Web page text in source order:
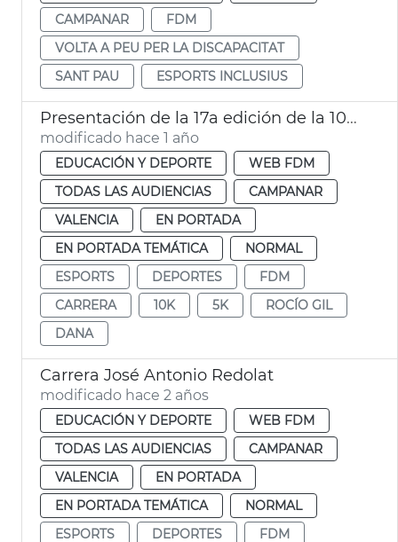
CAMPANAR
FDM
VOLTA A PEU PER LA DISCAPACITAT
SANT PAU
ESPORTS INCLUSIUS
Presentación de la 17a edición de la 10K Ibercaja
modificado hace 1 año
EDUCACIÓN Y DEPORTE
WEB FDM
TODAS LAS AUDIENCIAS
CAMPANAR
VALENCIA
EN PORTADA
EN PORTADA TEMÁTICA
NORMAL
ESPORTS
DEPORTES
FDM
CARRERA
10K 5K
ROCÍO GIL
DANA
Carrera José Antonio Redolat
modificado hace 2 años
EDUCACIÓN Y DEPORTE
WEB FDM
TODAS LAS AUDIENCIAS
CAMPANAR
VALENCIA
EN PORTADA
EN PORTADA TEMÁTICA
NORMAL
ESPORTS
DEPORTES
FDM